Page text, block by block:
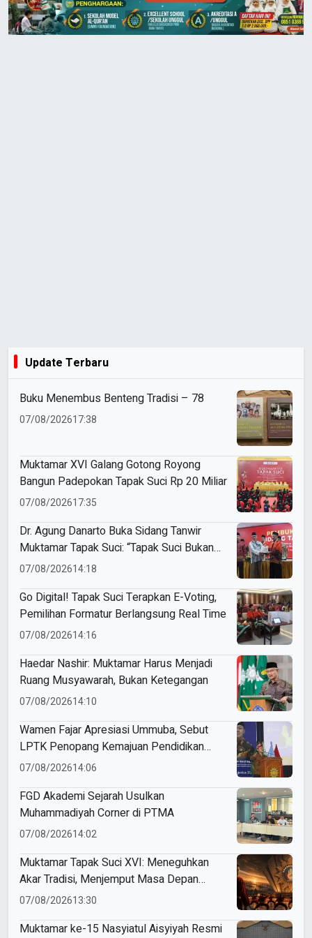
Update Terbaru
Buku Menembus Benteng Tradisi – 78
07/08/202617:38
Muktamar XVI Galang Gotong Royong
Bangun Padepokan Tapak Suci Rp 20 Miliar
07/08/202617:35
Dr. Agung Danarto Buka Sidang Tanwir
Muktamar Tapak Suci: “Tapak Suci Bukan
Organisasi Ko Ping Ho dan Dracin”
07/08/202614:18
Go Digital! Tapak Suci Terapkan E-Voting,
Pemilihan Formatur Berlangsung Real Time
07/08/202614:16
Haedar Nashir: Muktamar Harus Menjadi
Ruang Musyawarah, Bukan Ketegangan
07/08/202614:10
Wamen Fajar Apresiasi Ummuba, Sebut
LPTK Penopang Kemajuan Pendidikan
Indonesia
07/08/202614:06
FGD Akademi Sejarah Usulkan
Muhammadiyah Corner di PTMA
07/08/202614:02
Muktamar Tapak Suci XVI: Meneguhkan
Akar Tradisi, Menjemput Masa Depan
Mendunia
07/08/202613:30
Muktamar ke-15 Nasyiatul Aisyiyah Resmi